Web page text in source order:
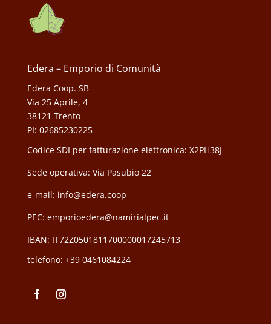
Edera – Emporio di Comunità
Edera Coop. SB
Via 25 Aprile, 4
38121 Trento
PI: 02685230225
Codice SDI per fatturazione elettronica: X2PH38J
Sede operativa: Via Pasubio 22
e-mail: info@edera.coop
PEC: emporioedera@namirialpec.it
IBAN: IT72Z0501811700000017245713
telefono: +39 0461084224